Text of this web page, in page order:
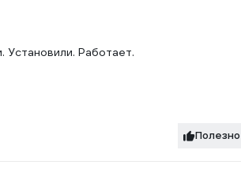
Установили. Работает.
Полезно